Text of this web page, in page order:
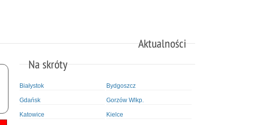
Aktualności
Na skróty
Białystok Bydgoszcz
Gdańsk Gorzów Wlkp.
Katowice Kielce